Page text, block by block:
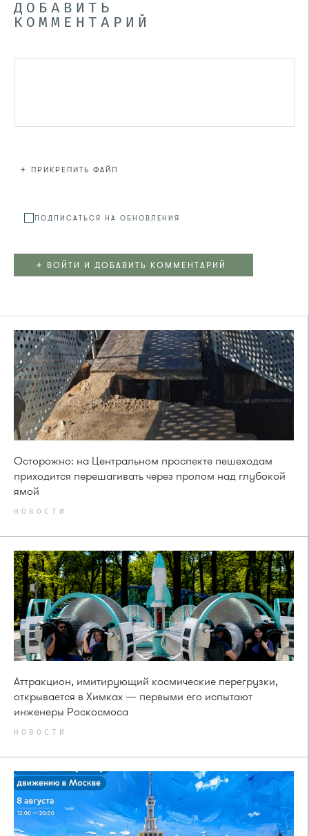
ДОБАВИТЬ
КОММЕНТАРИЙ
+ ПРИКРЕПИТЬ ФАЙЛ
ПОДПИСАТЬСЯ НА ОБНОВЛЕНИЯ
+ ВОЙТИ И ДОБАВИТЬ КОММЕНТАРИЙ
Осторожно: на Центральном проспекте пешеходам
приходится перешагивать через пролом над глубокой
ямой
НОВОСТИ
Аттракцион, имитирующий космические перегрузки,
открывается в Химках — первыми его испытают
инженеры Роскосмоса
НОВОСТИ